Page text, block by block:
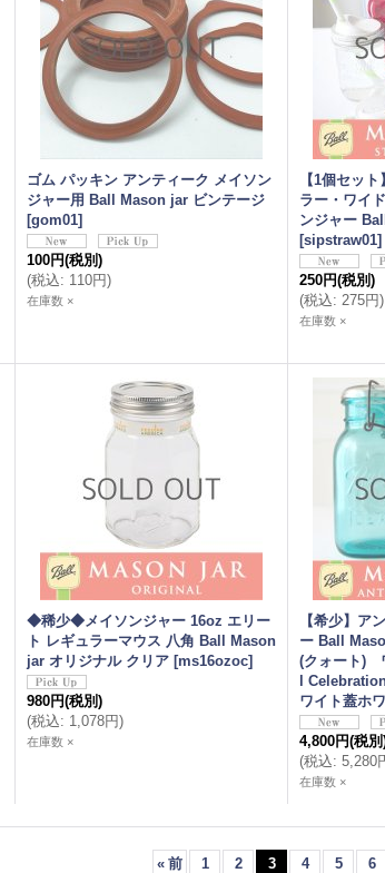
ゴム パッキン アンティーク メイソン
ジャー用 Ball Mason jar ビンテージ
[gom01]
100円(税別)
(税込: 110円)
在庫数 ×
【1個セッ
ラー・ワイ
ンジャー
[sipstraw01]
250円(税別)
(税込: 275円)
在庫数 ×
◆稀少◆メイソンジャー 16oz エリー
ト レギュラーマウス 八角 Ball Mason
jar オリジナル クリア [ms16ozoc]
980円(税別)
(税込: 1,078円)
在庫数 ×
【希少】ア
ー Ball
(クォート)
l
ワイト蓋ホ
4,800円(税別
(税込: 5,280
在庫数 ×
« 前 1 2 3 4 5 6